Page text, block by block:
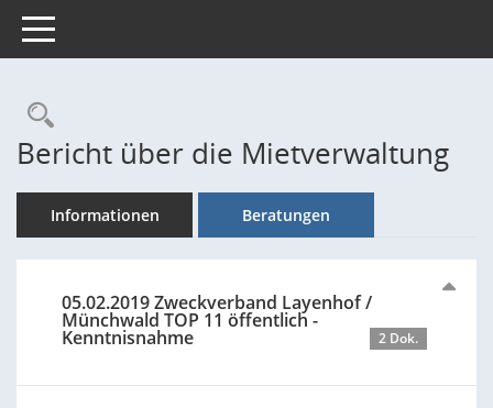
Toggle navigation
Rechercheauswahl
Bericht über die Mietverwaltung
Informationen Beratungen
05.02.2019 Zweckverband Layenhof /
Münchwald TOP 11 öffentlich -
Kenntnisnahme 2 Dok.